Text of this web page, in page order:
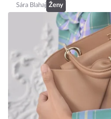
Sára Blahaj Ženy